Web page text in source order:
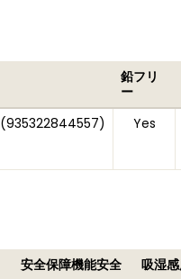
鉛フリ
ー
(935322844557) Yes
安全保障機能安全 吸湿